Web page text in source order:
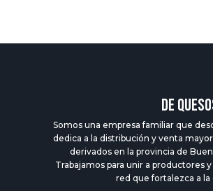
DE
Somos una empresa familiar que
dedica a la distribución y venta
derivados en la provincia de
Trabajamos para unir a productores
red que fortalezca a